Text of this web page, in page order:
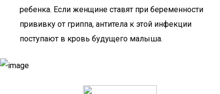
ребенка. Если женщине ставят при беременности
прививку от гриппа, антитела к этой инфекции
поступают в кровь будущего малыша.